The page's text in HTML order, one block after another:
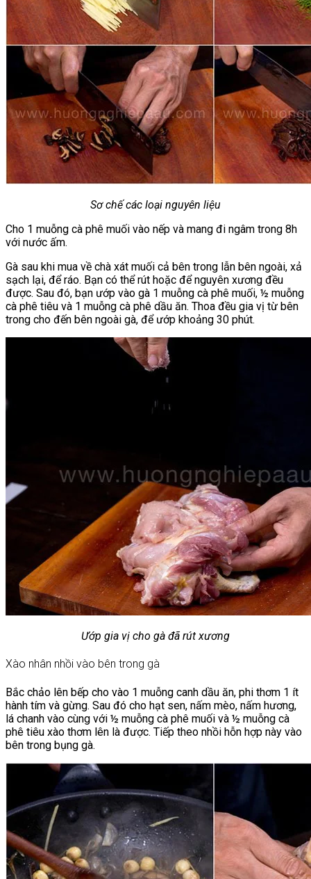
Sơ chế các loại nguyên liệu
Cho 1 muỗng cà phê muối vào nếp và mang đi ngâm trong 8h
với nước ấm.
Gà sau khi mua về chà xát muối cả bên trong lẫn bên ngoài, xả
sạch lại, để ráo. Bạn có thể rút hoặc để nguyên xương đều
được. Sau đó, bạn ướp vào gà 1 muỗng cà phê muối, ½ muỗng
cà phê tiêu và 1 muỗng cà phê dầu ăn. Thoa đều gia vị từ bên
trong cho đến bên ngoài gà, để ướp khoảng 30 phút.
Ướp gia vị cho gà đã rút xương
Xào nhân nhồi vào bên trong gà
Bắc chảo lên bếp cho vào 1 muỗng canh dầu ăn, phi thơm 1 ít
hành tím và gừng. Sau đó cho hạt sen, nấm mèo, nấm hương,
lá chanh vào cùng với ½ muỗng cà phê muối và ½ muỗng cà
phê tiêu xào thơm lên là được. Tiếp theo nhồi hỗn hợp này vào
bên trong bụng gà.